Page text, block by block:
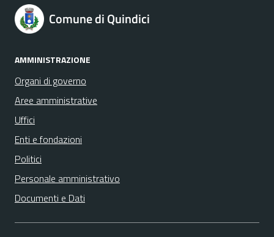
Comune di Quindici
AMMINISTRAZIONE
Organi di governo
Aree amministrative
Uffici
Enti e fondazioni
Politici
Personale amministrativo
Documenti e Dati